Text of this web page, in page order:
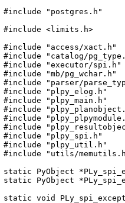
"postgres.h"
#include <limits.h>
"access/xact.h"
"catalog/
"executor/spi.h"
"mb/pg_wchar.h"
"parser/
"plpy_elog.h"
"plpy_main.h"
"plpy_spi.h"
"plpy_util.h"
"utils/
PyObject
PyObject
void